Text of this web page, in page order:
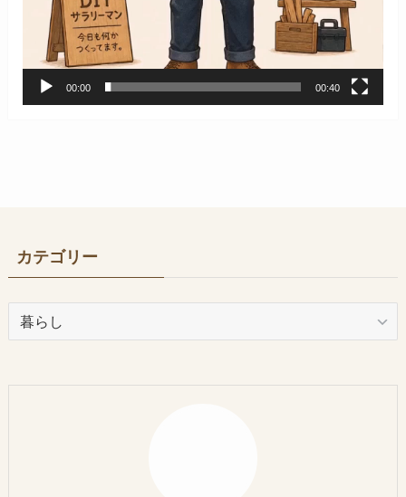
00:00 00:40
カテゴリー